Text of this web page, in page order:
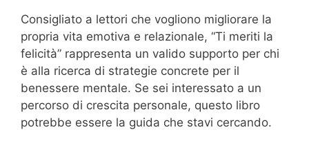
Consigliato a lettori che vogliono migliorare la
propria vita emotiva e relazionale, “Ti meriti la
felicità” rappresenta un valido supporto per chi
è alla ricerca di strategie concrete per il
benessere mentale. Se sei interessato a un
percorso di crescita personale, questo libro
potrebbe essere la guida che stavi cercando.